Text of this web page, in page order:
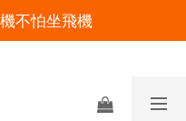
運優惠中
不怕坐飛機
優惠中